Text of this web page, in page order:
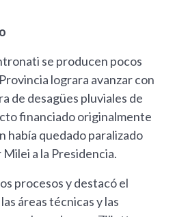
se producen pocos
lograra avanzar con
de desagües pluviales de
financiado originalmente
había quedado paralizado
a la Presidencia.
procesos y destacó el
áreas técnicas y las